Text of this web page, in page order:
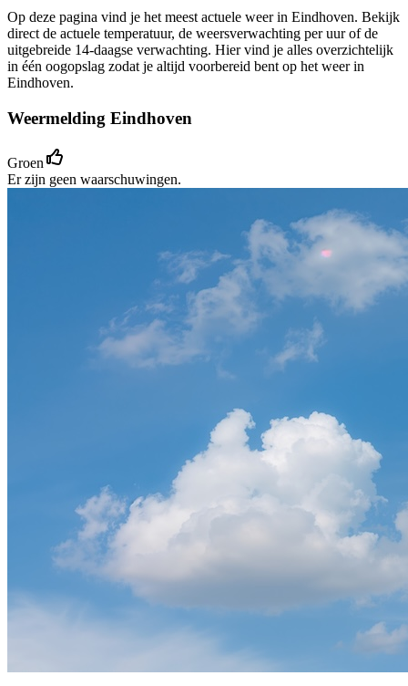
Op deze pagina vind je het meest actuele weer in Eindhoven. Bekijk
direct de actuele temperatuur, de weersverwachting per uur of de
uitgebreide 14-daagse verwachting. Hier vind je alles overzichtelijk
in één oogopslag zodat je altijd voorbereid bent op het weer in
Eindhoven.
Weermelding Eindhoven
Groen
Er zijn geen waarschuwingen.